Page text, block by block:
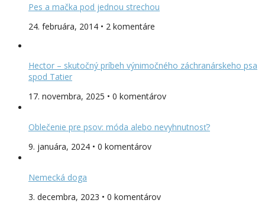
Pes a mačka pod jednou strechou
24. februára, 2014 • 2 komentáre
Hector – skutočný príbeh výnimočného záchranárskeho psa
spod Tatier
17. novembra, 2025 • 0 komentárov
Oblečenie pre psov: móda alebo nevyhnutnosť?
9. januára, 2024 • 0 komentárov
Nemecká doga
3. decembra, 2023 • 0 komentárov